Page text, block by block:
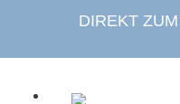
springen
DIREKT ZUM